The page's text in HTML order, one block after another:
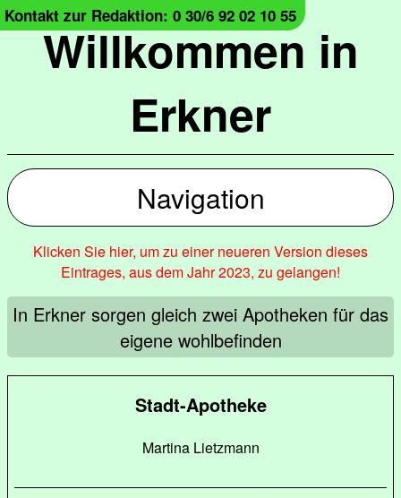
Willkommen in
Erkner
Kontakt zur Redaktion: 0 30/6 92 02 10 55
Navigation
Klicken Sie hier, um zu einer neueren Version dieses
Eintrages, aus dem Jahr 2023, zu gelangen!
In Erkner sorgen gleich zwei Apotheken für das
eigene wohlbefinden
Stadt-Apotheke
Martina Lietzmann